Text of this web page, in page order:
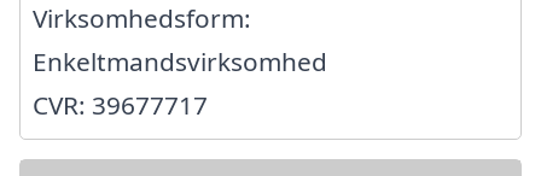
Virksomhedsform:
Enkeltmandsvirksomhed
CVR: 39677717